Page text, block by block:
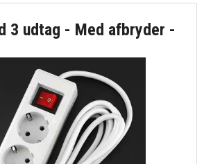
3 udtag - Med afbryder -